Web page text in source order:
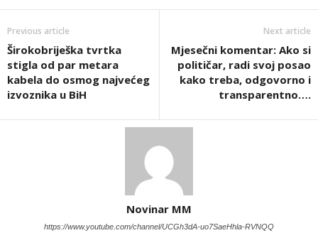
Previous article
Širokobriješka tvrtka
stigla od par metara
kabela do osmog najvećeg
izvoznika u BiH
Next article
Mjesečni komentar: Ako si
političar, radi svoj posao
kako treba, odgovorno i
transparentno….
Novinar MM
https://www.youtube.com/channel/UCGh3dA-uo7SaeHhla-RVNQQ